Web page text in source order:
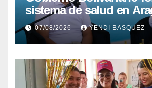
sistema de salud en
la reinauguración del
Mora
07/08/2026 YENDI BASQUEZ